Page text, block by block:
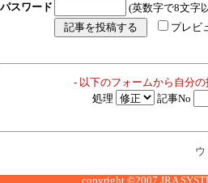
パスワード
(英数字で8文字
プレビ
- 以下のフォームから自分
処理
記事No
copyright ©2007 JRA